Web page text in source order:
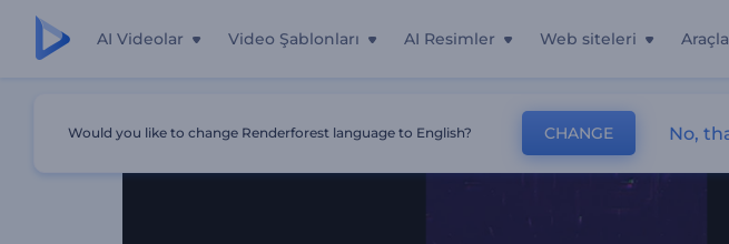
AI Videolar Video Şablonları AI Resimler Web siteleri
Would you like to change Renderforest language to English? CHANGE No,